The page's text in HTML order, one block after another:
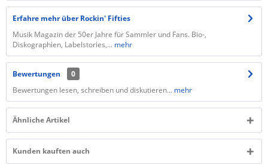
Erfahre mehr über Rockin' Fifties
Musik Magazin der 50er Jahre für Sammler und Fans. Bio-,
Diskographien, Labelstories,... mehr
Bewertungen
0
Bewertungen lesen, schreiben und diskutieren... mehr
Ähnliche Artikel
Kunden kauften auch